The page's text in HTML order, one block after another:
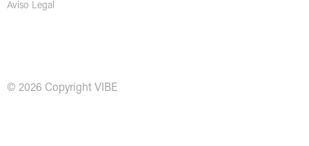
Aviso Legal
© 2026 Copyright VIBE